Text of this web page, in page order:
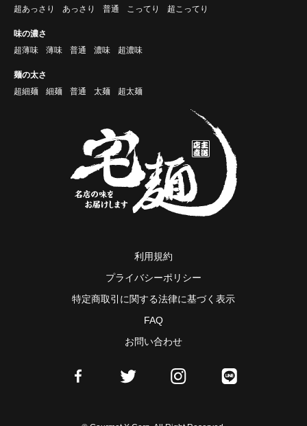
超あっさり
あっさり 普通 こってり 超こってり
味の濃さ
超薄味
薄味 普通 濃味 超濃味
麺の太さ
超細麺
細麺 普通 太麺 超太麺
利用規約
プライバシーポリシー
特定商取引に関する法律に基づく表示
FAQ
お問い合わせ